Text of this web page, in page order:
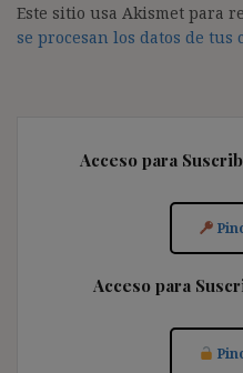
Este sitio usa Akismet para
se procesan los datos de tus
Acceso para
Acceso para